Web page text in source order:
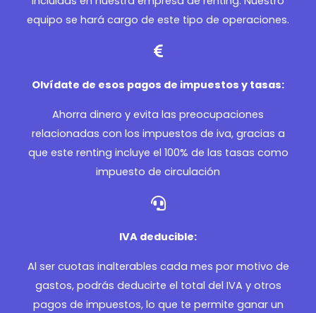
equipo se hará cargo de este tipo de operaciones.
Olvídate de esos pagos de impuestos y tasas:
Ahorra dinero y evita las preocupaciones
relacionadas con los impuestos de iva, gracias a
que este renting incluye el 100% de las tasas como
impuesto de circulación
IVA deducible:
Al ser cuotas inalterables cada mes por motivo de
gastos, podrás deducirte el total del IVA y otros
pagos de impuestos, lo que te permite ganar un